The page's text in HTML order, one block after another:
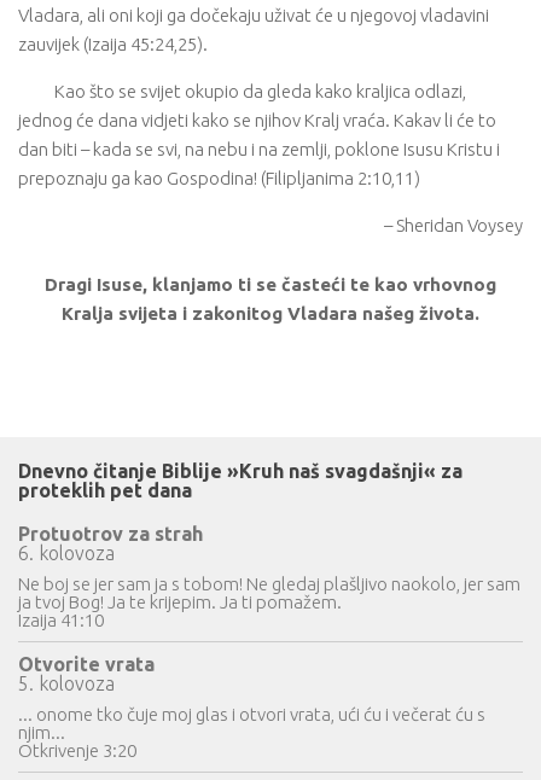
Vladara, ali oni koji ga dočekaju uživat će u njegovoj vladavini
zauvijek (Izaija 45:24,25).
Kao što se svijet okupio da gleda kako kraljica odlazi,
jednog će dana vidjeti kako se njihov Kralj vraća. Kakav li će to
dan biti – kada se svi, na nebu i na zemlji, poklone Isusu Kristu i
prepoznaju ga kao Gospodina! (Filipljanima 2:10,11)
– Sheridan Voysey
Dragi Isuse, klanjamo ti se časteći te kao vrhovnog
Kralja svijeta i zakonitog Vladara našeg života.
Dnevno čitanje Biblije »Kruh naš svagdašnji« za
proteklih pet dana
Protuotrov za strah
6. kolovoza
Ne boj se jer sam ja s tobom! Ne gledaj plašljivo naokolo, jer sam
ja tvoj Bog! Ja te krijepim. Ja ti pomažem.
Izaija 41:10
Otvorite vrata
5. kolovoza
... onome tko čuje moj glas i otvori vrata, ući ću i večerat ću s
njim...
Otkrivenje 3:20